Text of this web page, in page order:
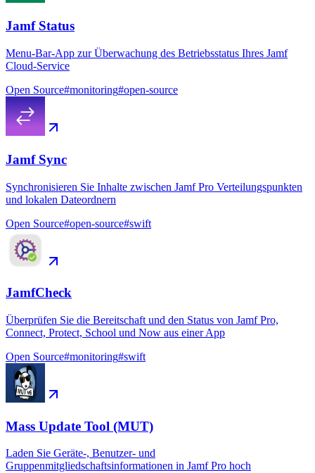
Jamf Status
Menu-Bar-App zur Überwachung des Betriebsstatus Ihres Jamf
Cloud-Service
Open Source#monitoring#open-source
Jamf Sync
Synchronisieren Sie Inhalte zwischen Jamf Pro Verteilungspunkten
und lokalen Dateordnern
Open Source#open-source#swift
JamfCheck
Überprüfen Sie die Bereitschaft und den Status von Jamf Pro,
Connect, Protect, School und Now aus einer App
Open Source#monitoring#swift
Mass Update Tool (MUT)
Laden Sie Geräte-, Benutzer- und
Gruppenmitgliedschaftsinformationen in Jamf Pro hoch